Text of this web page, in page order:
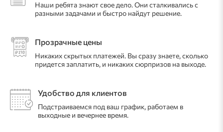
Наши ребята знают свое дело. Они сталкивались с
разными задачами и быстро найдут решение.
Прозрачные цены
Никаких скрытых платежей. Вы сразу знаете, сколько
придется заплатить, и никаких сюрпризов на выходе.
Удобство для клиентов
Подстраиваемся под ваш график, работаем в
выходные и вечернее время.